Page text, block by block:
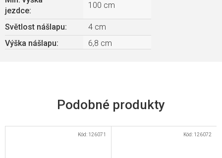
jezdce:
100 cm
Světlost nášlapu:
4 cm
Výška nášlapu: 6,8 cm
Kód: 126071 Kód: 126072